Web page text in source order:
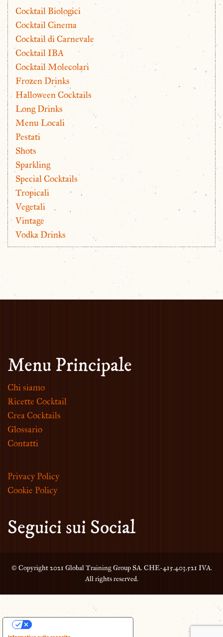
Cocktail Biologici
Cocktail Cinema
Cocktail di Carnevale
Cocktail IBA
Cocktail Molecolari
Frozen Drinks
Halloween Cocktails
Long Drinks
Menu Locali
Pestati
Shots
Sparkling
Special Cocktails
Tropicali
Vegetali
Vintage
Vodka Drinks
Menu Principale
Chi siamo
Ricette Cocktail
Crea Cocktails
Glossario
Contatti
Privacy Policy
Cookie Policy
Seguici sui Social
© Copyright 2021 Global Training Group SA. CHE-415.403.521 IVA.
All rights reserved.